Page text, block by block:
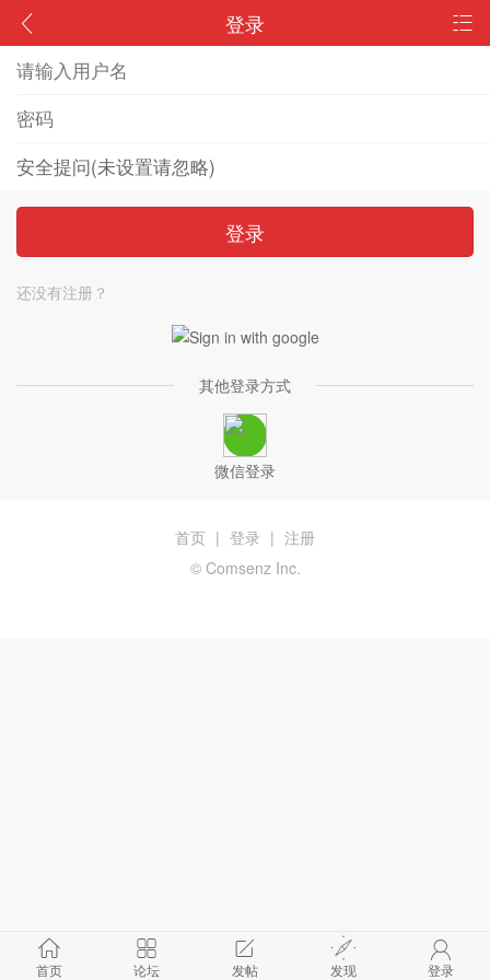
登录
登录
还没有注册？
其他登录方式
微信登录
首页 论坛 发帖 发现 登录
首页 | 登录 | 注册
© Comsenz Inc.